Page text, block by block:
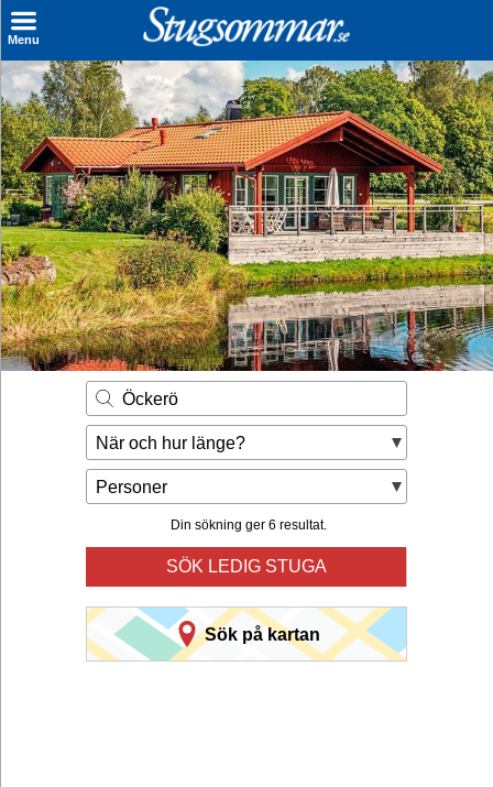
Menu
Sök stuga
Sista Minuten
Genvägar
Inspiration
Kontakt
Husägare
Se hur mycket du kan tjäna
Räkna ut din
hyresintäkt
Öckerö
När och hur länge?
Personer
Din sökning ger 6 resultat.
SÖK LEDIG STUGA
Sök på kartan